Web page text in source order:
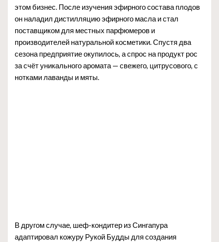
этом бизнес. После изучения эфирного состава плодов
он наладил дистилляцию эфирного масла и стал
поставщиком для местных парфюмеров и
производителей натуральной косметики. Спустя два
сезона предприятие окупилось, а спрос на продукт рос
за счёт уникального аромата — свежего, цитрусового, с
нотками лаванды и мяты.
В другом случае, шеф-кондитер из Сингапура
адаптировал кожуру Рукой Будды для создания